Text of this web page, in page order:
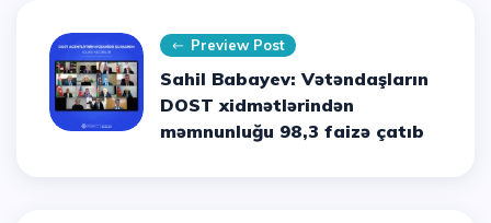
Preview Post
Sahil Babayev: Vətəndaşların
DOST xidmətlərindən
məmnunluğu 98,3 faizə çatıb